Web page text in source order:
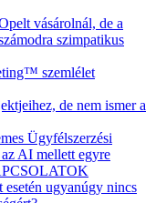
vásárolnál, de a
szimpatikus
szemlélet
de nem ismer a
Ügyfélszerzési
AI mellett egyre
esetén ugyanúgy nincs